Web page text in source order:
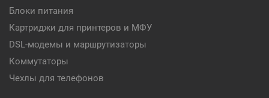
Блоки питания
Картриджи для принтеров и МФУ
DSL-модемы и маршрутизаторы
Коммутаторы
Чехлы для телефонов